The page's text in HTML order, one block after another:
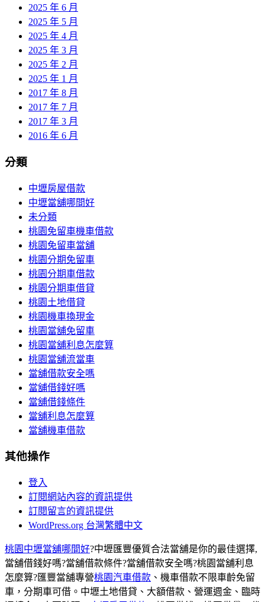
2025 年 6 月
2025 年 5 月
2025 年 4 月
2025 年 3 月
2025 年 2 月
2025 年 1 月
2017 年 8 月
2017 年 7 月
2017 年 3 月
2016 年 6 月
分類
中壢房屋借款
中壢當舖哪間好
未分類
桃園免留車機車借款
桃園免留車當舖
桃園分期免留車
桃園分期車借款
桃園分期車借貸
桃園土地借貸
桃園機車換現金
桃園當舖免留車
桃園當舖利息怎麼算
桃園當舖流當車
當舖借款安全嗎
當舖借錢好嗎
當舖借錢條件
當舖利息怎麼算
當舖機車借款
其他操作
登入
訂閱網站內容的資訊提供
訂閱留言的資訊提供
WordPress.org 台灣繁體中文
桃園中壢當舖哪間好?中壢匯豐優質合法當舖是你的最佳選擇,
當舖借錢好嗎?當舖借款條件?當舖借款安全嗎?桃園當舖利息
怎麼算?匯豐當舖專營桃園汽車借款 、機車借款不限車齡免留
車，分期車可借。中壢土地借貸、大額借款、營運週金、臨時